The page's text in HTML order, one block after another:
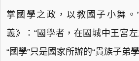
掌國學之政，以教國子小舞。
義》：“國學者，在國城中王宮
“國學”只是國家所辦的“貴族子弟學